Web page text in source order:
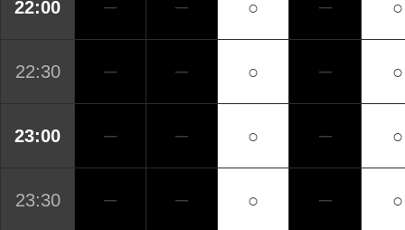
22:00 ─ ─ ○ ─ ○
22:30 ─ ─ ○ ─ ○
23:00 ─ ─ ○ ─ ○
23:30 ─ ─ ○ ─ ○